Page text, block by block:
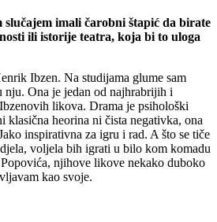
imali čarobni štapić da birate
ili istorije teatra, koja bi to uloga
Ibzen. Na studijama glume sam
Ona je jedan od najhrabrijih i
likova. Drama je psihološki
klasična heorina ni čista negativka, ona
inspirativna za igru i rad. A što se tiče
voljela bih igrati u bilo kom komadu
njihove likove nekako duboko
kao svoje.